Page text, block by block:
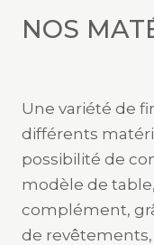
NOS
Une variété de
différents
possibilité de
modèle de
complément,
de